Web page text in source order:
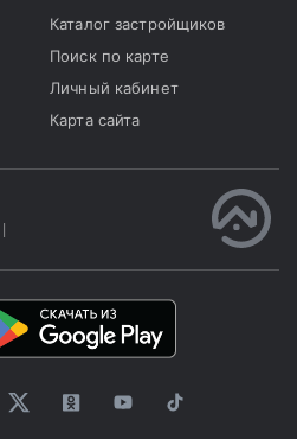
Каталог застройщиков
Поиск по карте
Личный кабинет
Карта сайта